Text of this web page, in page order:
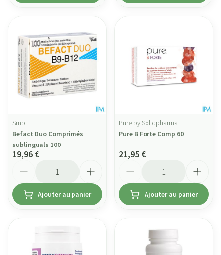
Smb
Befact Duo Comprimés
sublinguals 100
19,96 €
Ajouter au panier
Pure by Solidpharma
Pure B Forte Comp 60
21,95 €
Ajouter au panier